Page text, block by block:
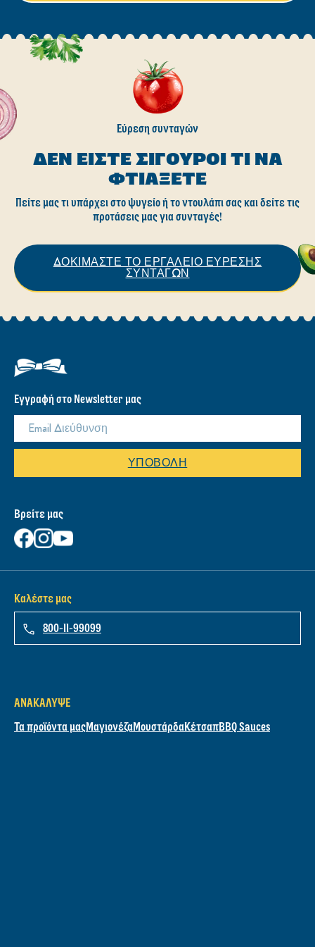
Εύρεση συνταγών
ΔΕΝ ΕΊΣΤΕ ΣΊΓΟΥΡΟΙ ΤΙ ΝΑ
ΦΤΙΆΞΕΤΕ
Πείτε μας τι υπάρχει στο ψυγείο ή το ντουλάπι σας και δείτε τις
προτάσεις μας για συνταγές!
ΔΟΚΙΜΑΣΤΕ ΤΟ ΕΡΓΑΛΕΙΟ ΕΥΡΕΣΗΣ
ΣΥΝΤΑΓΩΝ
Εγγραφή στο Newsletter μας
ΥΠΟΒΟΛΉ
Βρείτε μας
Καλέστε μας
800-11-99099
ΑΝΑΚΆΛΥΨΕ
Τα προϊόντα μαςΜαγιονέζαΜουστάρδαΚέτσαπBBQ Sauces